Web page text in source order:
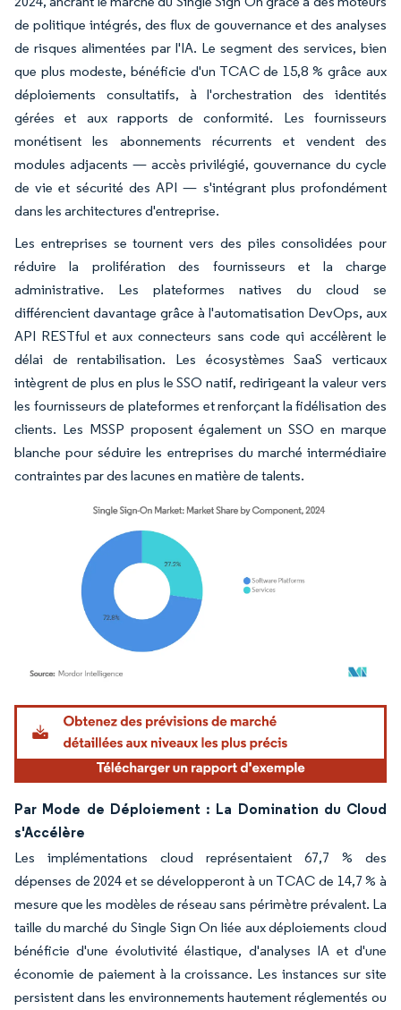
de politique intégrés, des flux de gouvernance et des analyses
de risques alimentées par l'IA. Le segment des services, bien
que plus modeste, bénéficie d'un TCAC de 15,8 % grâce aux
déploiements consultatifs, à l'orchestration des identités
gérées et aux rapports de conformité. Les fournisseurs
monétisent les abonnements récurrents et vendent des
modules adjacents — accès privilégié, gouvernance du cycle
de vie et sécurité des API — s'intégrant plus profondément
dans les architectures d'entreprise.
Les entreprises se tournent vers des piles consolidées pour
réduire la prolifération des fournisseurs et la charge
administrative. Les plateformes natives du cloud se
différencient davantage grâce à l'automatisation DevOps, aux
API RESTful et aux connecteurs sans code qui accélèrent le
délai de rentabilisation. Les écosystèmes SaaS verticaux
intègrent de plus en plus le SSO natif, redirigeant la valeur vers
les fournisseurs de plateformes et renforçant la fidélisation des
clients. Les MSSP proposent également un SSO en marque
blanche pour séduire les entreprises du marché intermédiaire
contraintes par des lacunes en matière de talents.
Image © Mordor Intelligence. La réutilisation nécessite une attribution sous CC BY
Par Mode de Déploiement : La Domination du Cloud
s'Accélère
Les implémentations cloud représentaient 67,7 % des
dépenses de 2024 et se développeront à un TCAC de 14,7 % à
mesure que les modèles de réseau sans périmètre prévalent. La
taille du marché du Single Sign On liée aux déploiements cloud
bénéficie d'une évolutivité élastique, d'analyses IA et d'une
économie de paiement à la croissance. Les instances sur site
persistent dans les environnements hautement réglementés ou